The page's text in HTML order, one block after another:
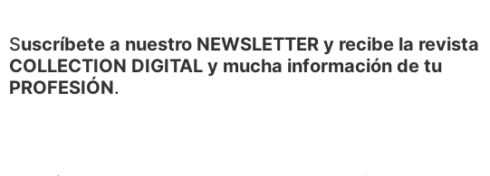
Suscríbete a nuestro NEWSLETTER y recibe la revista
COLLECTION DIGITAL y mucha información de tu
PROFESIÓN.